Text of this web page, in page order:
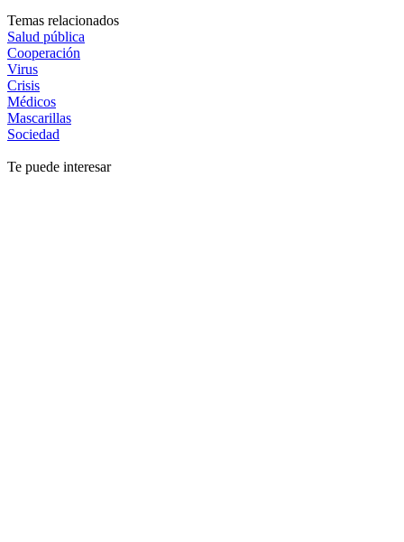
Temas relacionados
Salud pública
Cooperación
Virus
Crisis
Médicos
Mascarillas
Sociedad
Te puede interesar